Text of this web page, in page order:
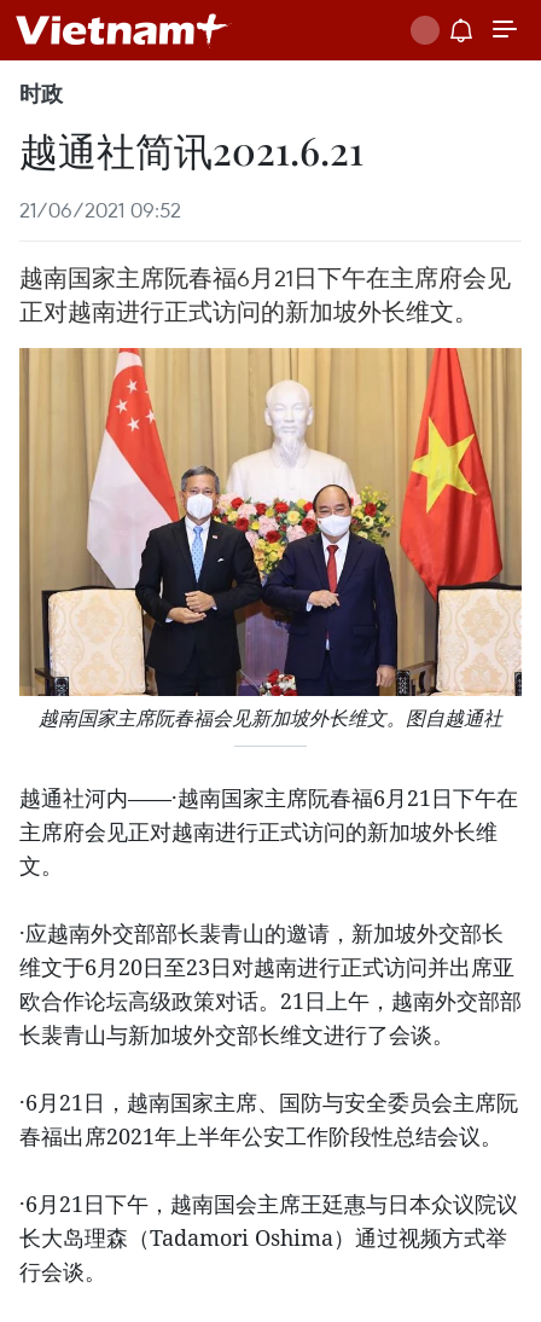
时政
越通社简讯2021.6.21
21/06/2021 09:52
越南国家主席阮春福6月21日下午在主席府会见
正对越南进行正式访问的新加坡外长维文。
越南国家主席阮春福会见新加坡外长维文。图自越通社
越通社河内——·越南国家主席阮春福6月21日下午在
主席府会见正对越南进行正式访问的新加坡外长维
文。
·应越南外交部部长裴青山的邀请，新加坡外交部长
维文于6月20日至23日对越南进行正式访问并出席亚
欧合作论坛高级政策对话。21日上午，越南外交部部
长裴青山与新加坡外交部长维文进行了会谈。
·6月21日，越南国家主席、国防与安全委员会主席阮
春福出席2021年上半年公安工作阶段性总结会议。
·6月21日下午，越南国会主席王廷惠与日本众议院议
长大岛理森（Tadamori Oshima）通过视频方式举
行会谈。